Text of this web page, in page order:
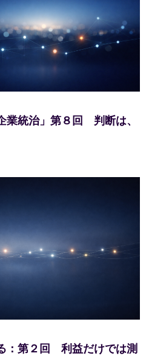
業統治」第８回 判断は、
：第２回 利益だけでは測